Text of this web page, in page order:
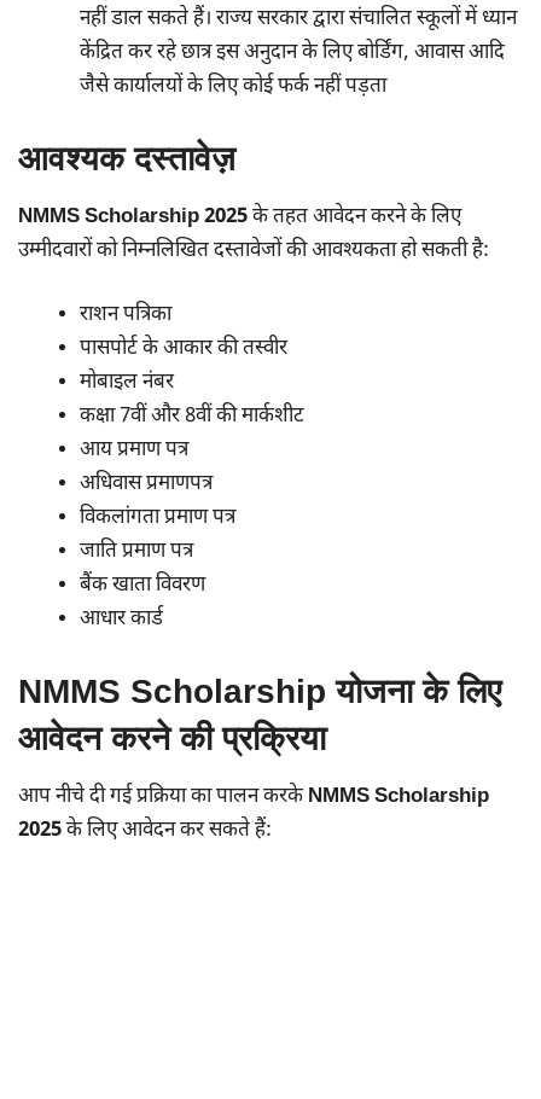
नहीं डाल सकते हैं। राज्य सरकार द्वारा संचालित स्कूलों में ध्यान
केंद्रित कर रहे छात्र इस अनुदान के लिए बोर्डिंग, आवास आदि
जैसे कार्यालयों के लिए कोई फर्क नहीं पड़ता
आवश्यक दस्तावेज़
NMMS Scholarship 2025के तहत आवेदन करने के लिए
उम्मीदवारों को निम्नलिखित दस्तावेजों की आवश्यकता हो सकती है:
राशन पत्रिका
पासपोर्ट के आकार की तस्वीर
मोबाइल नंबर
कक्षा 7वीं और 8वीं की मार्कशीट
आय प्रमाण पत्र
अधिवास प्रमाणपत्र
विकलांगता प्रमाण पत्र
जाति प्रमाण पत्र
बैंक खाता विवरण
आधार कार्ड
NMMS Scholarship योजना के लिए
आवेदन करने की प्रक्रिया
आप नीचे दी गई प्रक्रिया का पालन करकेNMMS Scholarship
2025के लिए आवेदन कर सकते हैं: